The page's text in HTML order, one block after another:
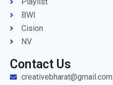
Playlist
BWI
Cision
NV
Contact Us
creativebharat@gmail.com